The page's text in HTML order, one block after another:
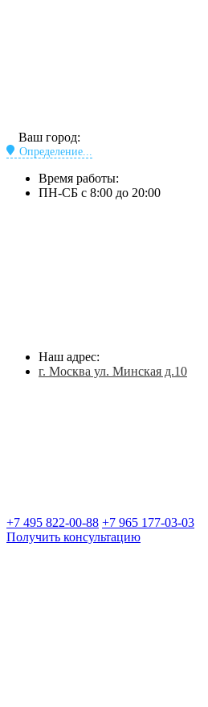
Ваш город:
Определение...
Время работы:
ПН-СБ с 8:00 до 20:00
Наш адрес:
г. Москва ул. Минская д.10
+7 495 822-00-88 +7 965 177-03-03
Получить консультацию